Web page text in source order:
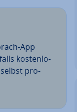
App
kos­ten­lo­
selbst pro­